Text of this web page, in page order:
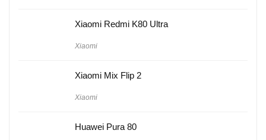
Xiaomi Redmi K80 Ultra
Xiaomi
Xiaomi Mix Flip 2
Xiaomi
Huawei Pura 80